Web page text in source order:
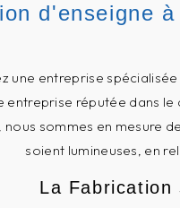
d'enseigne
une entreprise
entreprise réputée dans
sommes en mesure
soient lumineuses, en
La Fabrication